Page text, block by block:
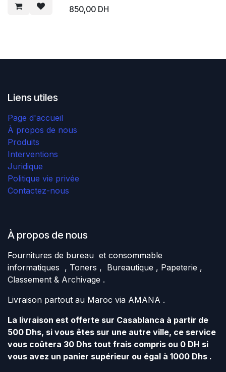
850,00DH
Liens utiles
Page d'accueil
À propos de nous
Produits
Interventions
Juridique
Politique vie privée
Contactez-nous
À propos de nous
Fournitures de bureau et consommable
informatiques , Toners , Bureautique , Papeterie ,
Classement & Archivage .
Livraison partout au Maroc via AMANA .
La livraison est offerte sur Casablanca à partir de
500 Dhs, si vous êtes sur une autre ville, ce service
vous coûtera 30 Dhs tout frais compris ou 0 DH si
vous avez un panier supérieur ou égal à 1000 Dhs .